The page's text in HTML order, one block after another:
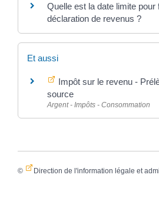
Quelle est la date limite pour
déclaration de revenus ?
Et aussi
Impôt sur le revenu -
source
Argent - Impôts - Consommation
© Direction de l'information légale et